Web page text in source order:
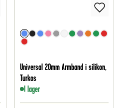
Universal 20mm Armband i silikon,
Turkos
I lager